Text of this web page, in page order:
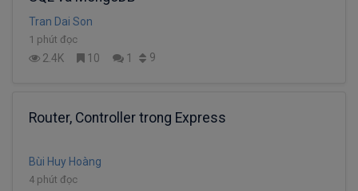
Tran Dai Son
1 phút đọc
2.4K 10 1 9
Router, Controller trong Express
Bùi Huy Hoàng
4 phút đọc